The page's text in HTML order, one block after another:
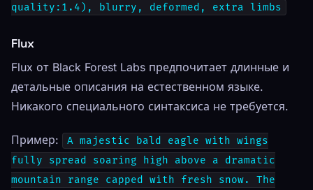
quality:1.4), blurry, deformed, extra limbs
Flux
Flux от Black Forest Labs предпочитает длинные и
детальные описания на естественном языке.
Никакого специального синтаксиса не требуется.
Пример:
A majestic bald eagle with wings
fully spread soaring high above a dramatic
mountain range capped with fresh snow. The